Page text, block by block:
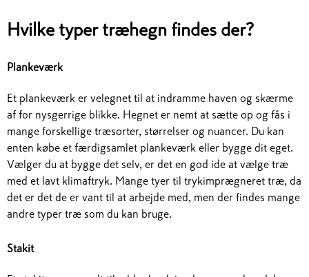
Hvilke typer træhegn findes der?
Plankeværk
Et plankeværk er velegnet til at indramme haven og skærme
af for nysgerrige blikke. Hegnet er nemt at sætte op og fås i
mange forskellige træsorter, størrelser og nuancer. Du kan
enten købe et færdigsamlet plankeværk eller bygge dit eget.
Vælger du at bygge det selv, er det en god ide at vælge træ
med et lavt klimaftryk. Mange tyer til trykimprægneret træ, da
det er det de er vant til at arbejde med, men der findes mange
andre typer træ som du kan bruge.
Stakit